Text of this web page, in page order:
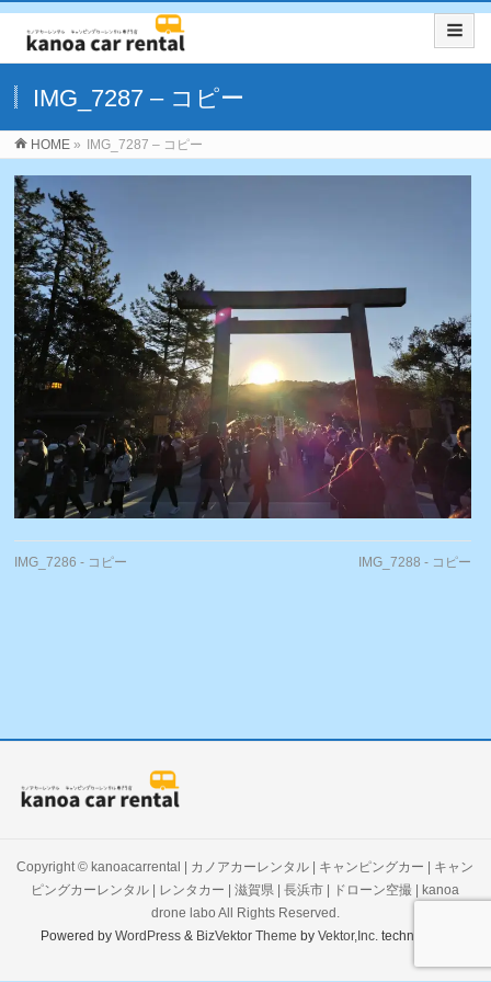
IMG_7287 – コピー
HOME » IMG_7287 – コピー
IMG_7286 - コピー IMG_7288 - コピー
Copyright ©kanoacarrental | カノアカーレンタル | キャンピングカー | キャン
ピングカーレンタル | レンタカー | 滋賀県 | 長浜市 | ドローン空撮 | kanoa
drone labo All Rights Reserved.
Powered byWordPress & BizVektor Theme byVektor,Inc. technology.